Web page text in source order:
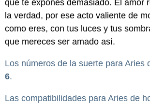
que te expones demasiado. El amor
la verdad, por ese acto valiente de
como eres, con tus luces y tus
que mereces ser amado así.
Los números de la suerte para Aries
6.
Las compatibilidades para Aries de